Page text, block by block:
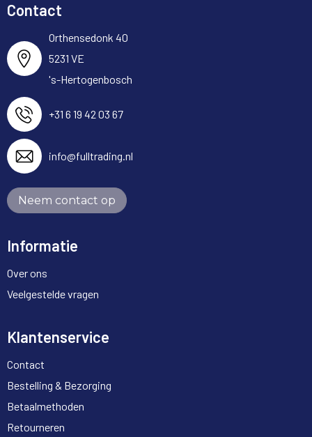
Contact
Orthensedonk 40
5231 VE
's-Hertogenbosch
+31 6 19 42 03 67
info@fulltrading.nl
Neem contact op
Informatie
Over ons
Veelgestelde vragen
Klantenservice
Contact
Bestelling & Bezorging
Betaalmethoden
Retourneren